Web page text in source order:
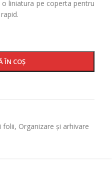
liniatura pe coperta pentru
ÎN COȘ
folii, Organizare și arhivare